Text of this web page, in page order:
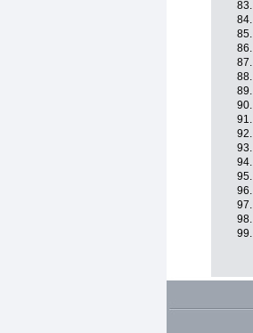
83.
84.
85.
86.
87.
88.
89.
90.
91.
92.
93.
94.
95.
96.
97.
98.
99.